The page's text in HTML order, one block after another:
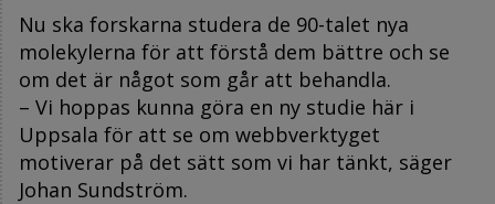
Nu ska forskarna studera de 90-talet nya
molekylerna för att förstå dem bättre och se
om det är något som går att behandla.
– Vi hoppas kunna göra en ny studie här i
Uppsala för att se om webbverktyget
motiverar på det sätt som vi har tänkt, säger
Johan Sundström.